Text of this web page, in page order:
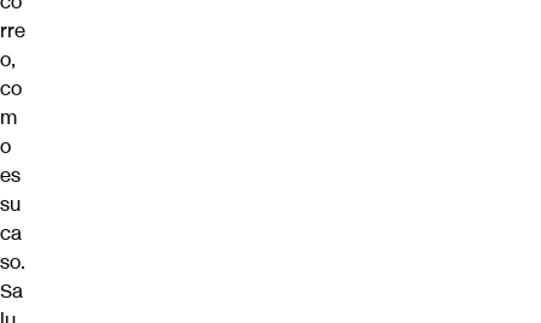
rre
o,
co
m
o
es
su
ca
so.
Sa